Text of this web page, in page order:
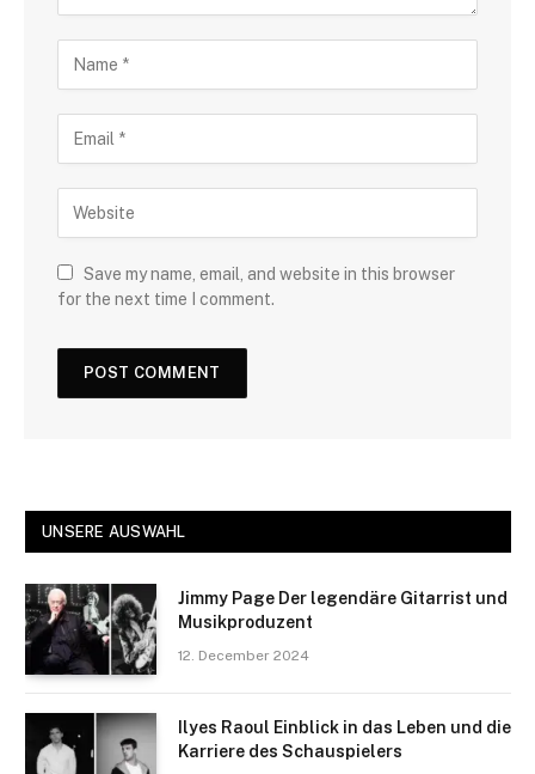
Save my name, email, and website in this browser
for the next time I comment.
UNSERE AUSWAHL
Jimmy Page Der legendäre Gitarrist und
Musikproduzent
12. December 2024
Ilyes Raoul Einblick in das Leben und die
Karriere des Schauspielers